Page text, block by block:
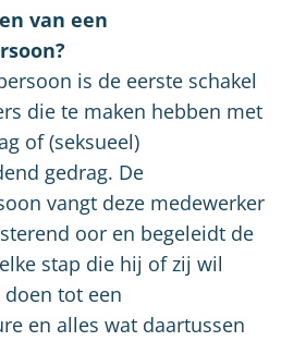
van een
is de eerste schakel
die te maken hebben met
of (seksueel)
gedrag. De
vangt deze medewerker
oor en begeleidt de
stap die hij of zij wil
tot een
en alles wat daartussen